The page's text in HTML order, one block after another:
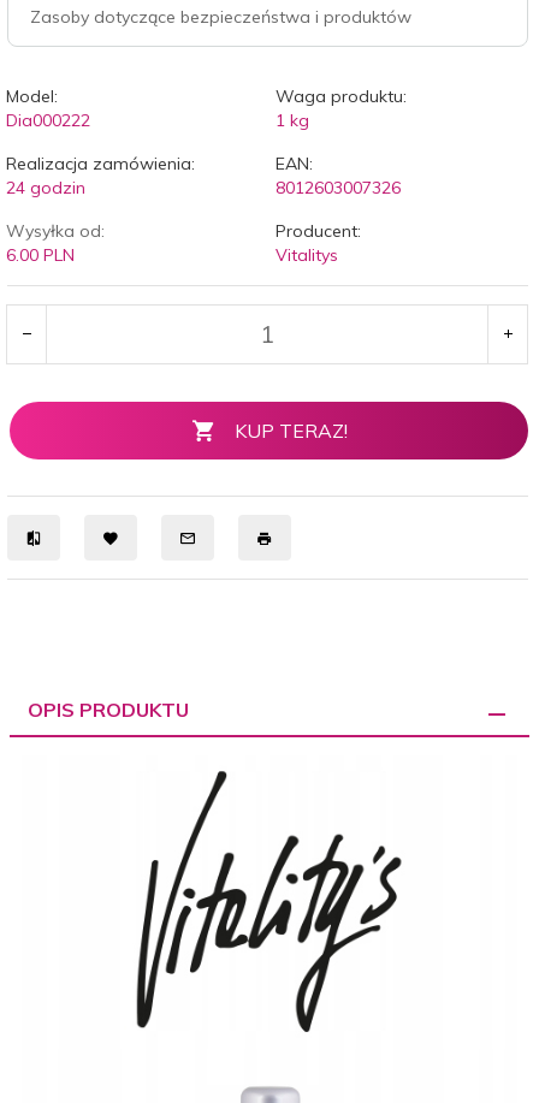
Zasoby dotyczące bezpieczeństwa i produktów
Model:
Dia000222
Waga produktu:
1 kg
Realizacja zamówienia:
24 godzin
EAN:
8012603007326
Wysyłka od:
6.00 PLN
Producent:
Vitalitys
KUP TERAZ!
OPIS PRODUKTU